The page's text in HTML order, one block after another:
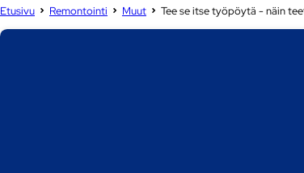
Etusivu Remontointi Muut Tee se itse työpöytä - näin